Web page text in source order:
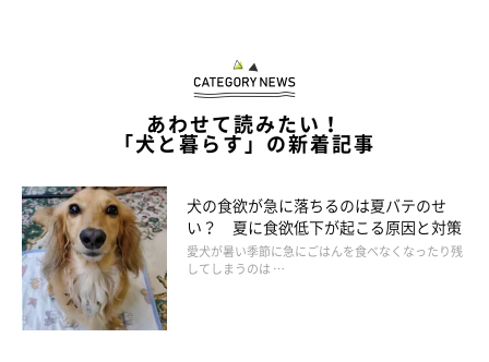
もいます。そうした犬種の場合は、しっぽの動きや体全体の様子
から、気持ちを判断するようにしましょう。
あわせて読みたい！
「犬と暮らす」の新着記事
犬の食欲が急に落ちるのは夏バテのせ
い？ 夏に食欲低下が起こる原因と対策
愛犬が暑い季節に急にごはんを食べなくなったり残
してしまうのは …